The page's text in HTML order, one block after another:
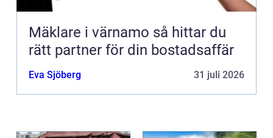
Mäklare i värnamo så hittar du
rätt partner för din bostadsaffär
Eva Sjöberg 31 juli 2026